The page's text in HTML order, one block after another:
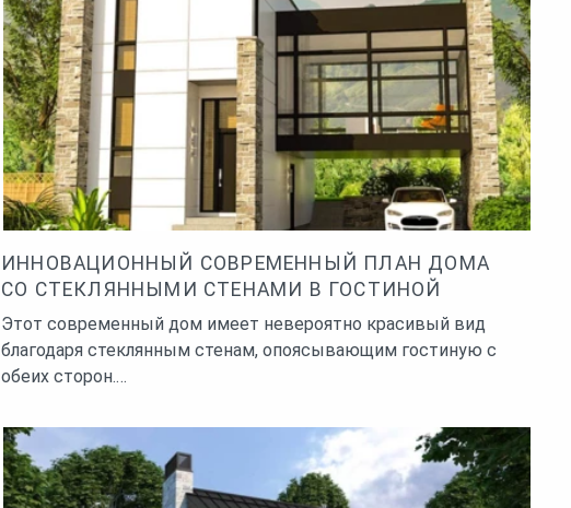
ИННОВАЦИОННЫЙ СОВРЕМЕННЫЙ ПЛАН ДОМА
СО СТЕКЛЯННЫМИ СТЕНАМИ В ГОСТИНОЙ
Этот современный дом имеет невероятно красивый вид
благодаря стеклянным стенам, опоясывающим гостиную с
обеих сторон.…